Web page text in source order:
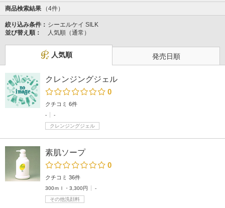
商品検索結果 （4件）
絞り込み条件： シーエルケイ SILK
並び替え順：
人気順（通常）
人気順 発売日順
クレンジングジェル
0
クチコミ 6件
-
-
クレンジングジェル
素肌ソープ
0
クチコミ 36件
300ｍｌ・3,300円
-
その他洗顔料